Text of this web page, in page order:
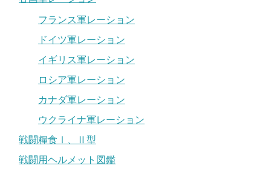
フランス軍レーション
ドイツ軍レーション
イギリス軍レーション
ロシア軍レーション
カナダ軍レーション
ウクライナ軍レーション
戦闘糧食Ⅰ、Ⅱ型
戦闘用ヘルメット図鑑